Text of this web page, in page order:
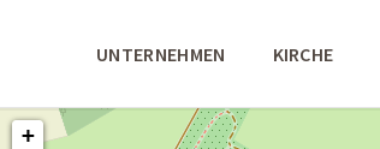
UNTERNEHMEN KIRCHE
+